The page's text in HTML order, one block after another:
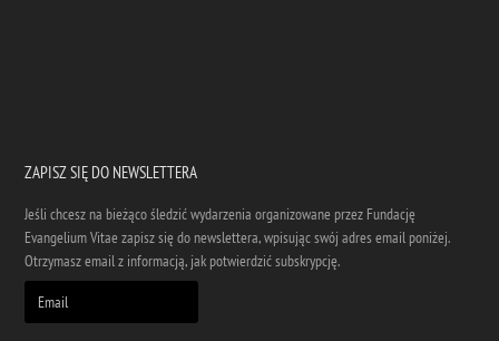
ZAPISZ SIĘ DO NEWSLETTERA
Jeśli chcesz na bieżąco śledzić wydarzenia organizowane przez Fundację
Evangelium Vitae zapisz się do newslettera, wpisując swój adres email poniżej.
Otrzymasz email z informacją, jak potwierdzić subskrypcję.